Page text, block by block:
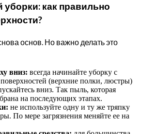
уборки: как правильно
основ. Но важно делать это
вниз: всегда начинайте уборку с
(верхние полки, люстры)
вниз. Так пыль, которая
на последующих этапах.
не используйте одну и ту же тряпку
По мере загрязнения меняйте ее на